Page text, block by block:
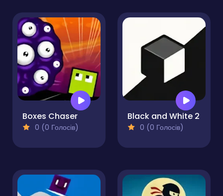
Boxes Chaser
0 (0 Голосів)
Black and White 2
0 (0 Голосів)